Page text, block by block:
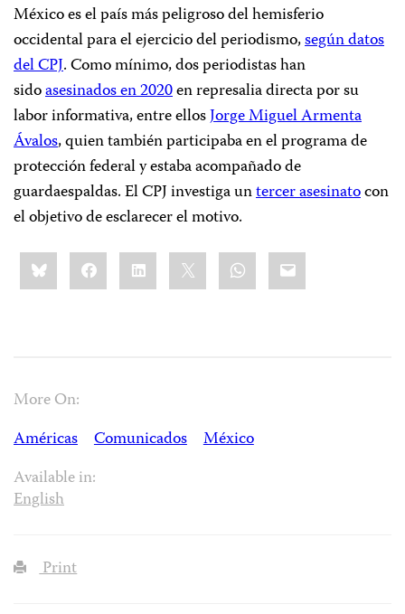
México es el país más peligroso del hemisferio
occidental para el ejercicio del periodismo,según datos
del CPJ. Como mínimo, dos periodistas han
sidoasesinados en 2020en represalia directa por su
labor informativa, entre ellosJorge Miguel Armenta
Ávalos, quien también participaba en el programa de
protección federal y estaba acompañado de
guardaespaldas. El CPJ investiga untercer asesinatocon
el objetivo de esclarecer el motivo.
Share
this:BlueskyFacebookLinkedIn WhatsApp
Email
More On:
Américas
Comunicados
México
Available in:
English
Print